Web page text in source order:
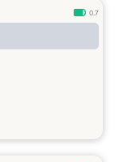
0.7